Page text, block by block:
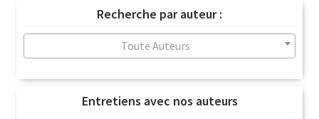
Recherche par auteur :
Toute Auteurs
Entretiens avec nos auteurs